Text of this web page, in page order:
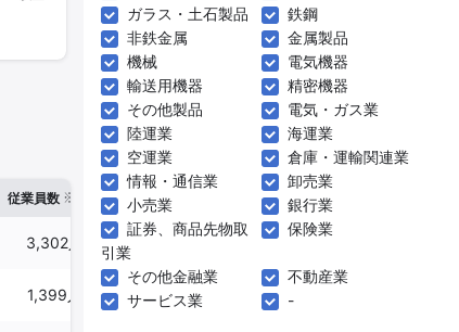
従業員数 ※1 臨時従業員数 確認した有報締日
3,302人 92人 2025年03月31日
1,399人 39人
ガラス・土石製品
鉄鋼
非鉄金属
金属製品
機械
電気機器
輸送用機器
精密機器
その他製品
電気・ガス業
陸運業
海運業
空運業
倉庫・運輸関連業
情報・通信業
卸売業
小売業
銀行業
証券、商品先物取
引業
保険業
その他金融業
不動産業
サービス業
-